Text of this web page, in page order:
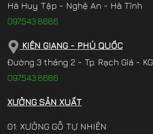
Hà Huy Tập - Nghệ An - Hà Tĩnh
097.543.8686
KIÊN GIANG - PHÚ QUỐC
Đường 3 tháng 2 - Tp. Rạch Giá - KG.
097.543.8686
XƯỞNG SẢN XUẤT
01: XƯỞNG GỖ TỰ NHIÊN